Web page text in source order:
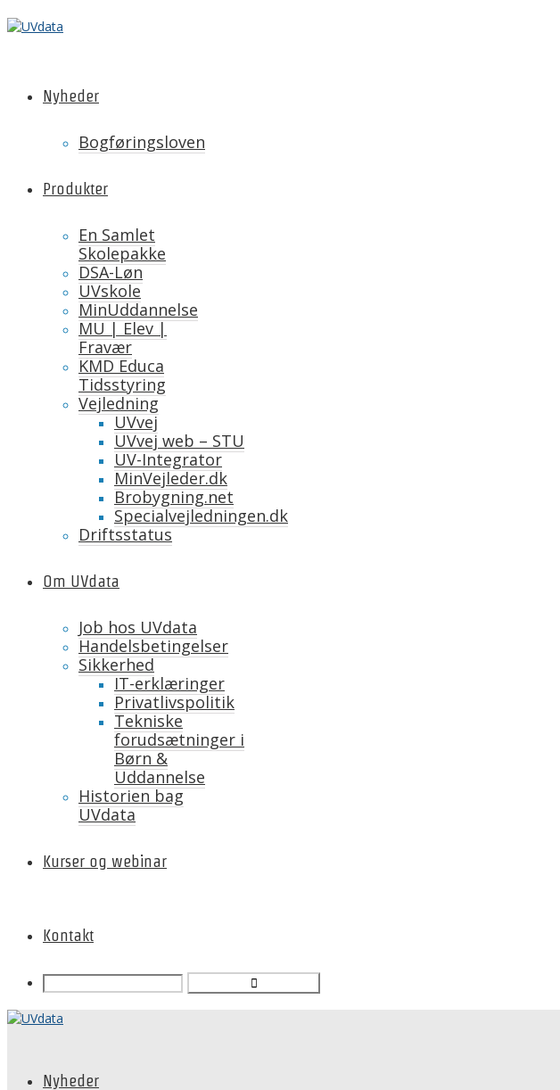
Nyheder
Bogføringsloven
Produkter
En Samlet
Skolepakke
DSA-Løn
UVskole
MinUddannelse
MU | Elev |
Fravær
KMD Educa
Tidsstyring
Vejledning
UVvej
UVvej web – STU
UV-Integrator
MinVejleder.dk
Brobygning.net
Specialvejledningen.dk
Driftsstatus
Om UVdata
Job hos UVdata
Handelsbetingelser
Sikkerhed
IT-erklæringer
Privatlivspolitik
Tekniske
forudsætninger i
Børn &
Uddannelse
Historien bag
UVdata
Kurser og webinar
Kontakt
Nyheder